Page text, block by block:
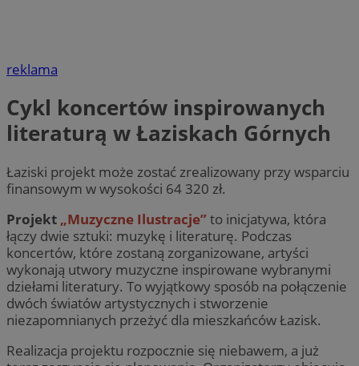
reklama
Cykl koncertów inspirowanych
literaturą w Łaziskach Górnych
Łaziski projekt ​​może zostać zrealizowany przy wsparciu
finansowym w wysokości 64 320 zł.
Projekt „Muzyczne Ilustracje”to inicjatywa, która
łączy dwie sztuki: muzykę i literaturę. Podczas
koncertów, które zostaną zorganizowane, artyści
wykonają utwory muzyczne inspirowane wybranymi
dziełami literatury. To wyjątkowy sposób na połączenie
dwóch światów artystycznych i stworzenie
niezapomnianych przeżyć dla mieszkańców Łazisk.
Realizacja projektu rozpocznie się niebawem, a już